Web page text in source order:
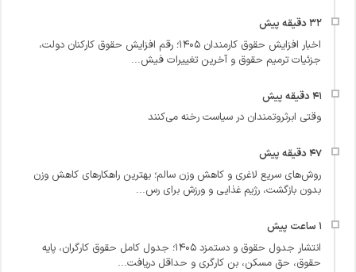
اخبار افزایش حقوق کارمندان ۱۴۰۵؛ رقم افزایش حقوق کارکنان دولت،
جزئیات ترمیم حقوق و آخرین تغییرات فیش...
وقتی ابرثروتمندان در سیاست رخنه می‌کنند
روش‌های سریع لاغری و کاهش وزن سالم؛ بهترین راهکارهای کاهش وزن
بدون بازگشت، رژیم غذایی و ورزش برای رس...
انتشار جدول حقوق و دستمزد ۱۴۰۵؛ جدول کامل حقوق کارگران، پایه
حقوق، حق مسکن، بن کارگری و حداقل دریافت...